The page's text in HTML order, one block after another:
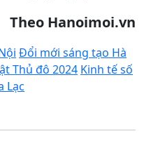
Theo Hanoimoi.vn
Đổi mới sáng tạo Hà
Thủ đô 2024 Kinh tế số
Lạc